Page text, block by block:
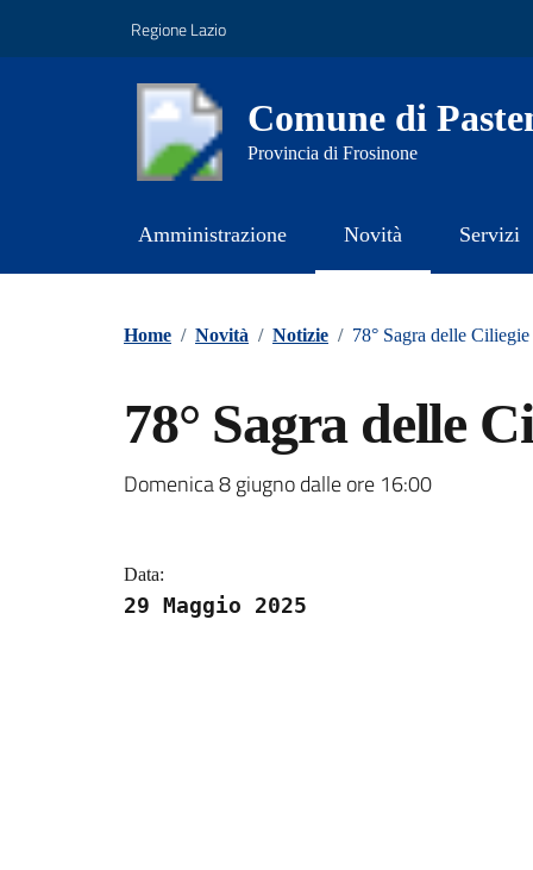
Regione Lazio
Comune di
Provincia di Frosinone
Amministrazione Novità Servizi
Home / Novità / Notizie / 78° Sagra delle Ciliegie
78° Sagra delle
Dettagli della notizia
Domenica 8 giugno dalle ore 16:00
Data:
29 Maggio 2025